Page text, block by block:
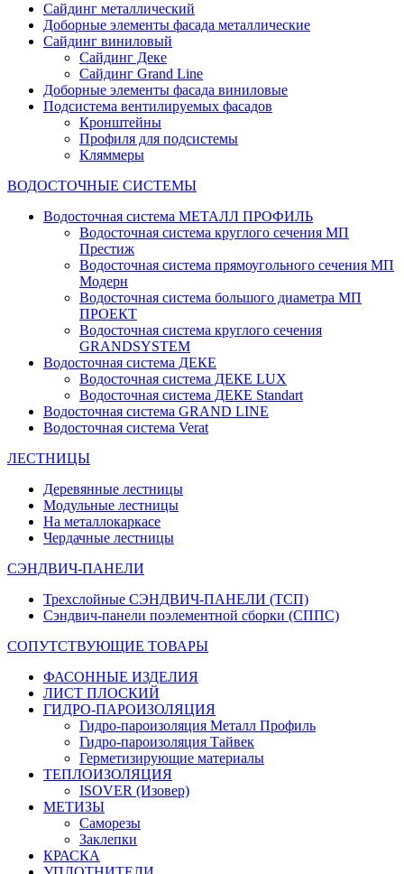
Сайдинг металлический
Доборные элементы фасада металлические
Сайдинг виниловый
Сайдинг Деке
Сайдинг Grand Line
Доборные элементы фасада виниловые
Подсистема вентилируемых фасадов
Кронштейны
Профиля для подсистемы
Кляммеры
ВОДОСТОЧНЫЕ СИСТЕМЫ
Водосточная система МЕТАЛЛ ПРОФИЛЬ
Водосточная система круглого сечения МП
Престиж
Водосточная система прямоугольного сечения МП
Модерн
Водосточная система большого диаметра МП
ПРОЕКТ
Водосточная система круглого сечения
GRANDSYSTEM
Водосточная система ДЕКЕ
Водосточная система ДЕКЕ LUX
Водосточная система ДЕКЕ Standart
Водосточная система GRAND LINE
Водосточная система Verat
ЛЕСТНИЦЫ
Деревянные лестницы
Модульные лестницы
На металлокаркасе
Чердачные лестницы
СЭНДВИЧ-ПАНЕЛИ
Трехслойные СЭНДВИЧ-ПАНЕЛИ (ТСП)
Сэндвич-панели поэлементной сборки (СППС)
СОПУТСТВУЮЩИЕ ТОВАРЫ
ФАСОННЫЕ ИЗДЕЛИЯ
ЛИСТ ПЛОСКИЙ
ГИДРО-ПАРОИЗОЛЯЦИЯ
Гидро-пароизоляция Металл Профиль
Гидро-пароизоляция Тайвек
Герметизирующие материалы
ТЕПЛОИЗОЛЯЦИЯ
ISOVER (Изовер)
МЕТИЗЫ
Саморезы
Заклепки
КРАСКА